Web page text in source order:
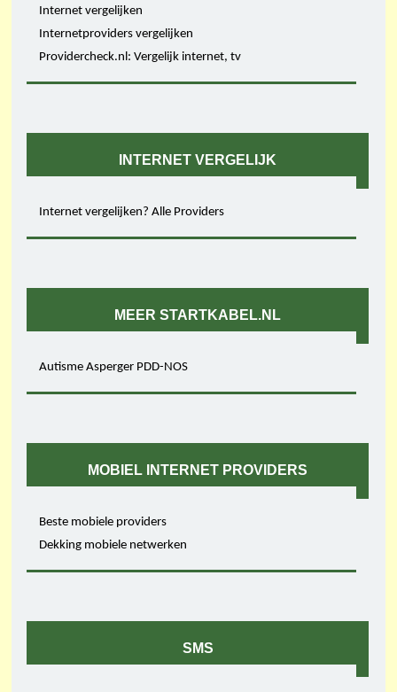
Internet vergelijken
Internetproviders vergelijken
Providercheck.nl: Vergelijk internet, tv
INTERNET VERGELIJK
Internet vergelijken? Alle Providers
MEER STARTKABEL.NL
Autisme Asperger PDD-NOS
MOBIEL INTERNET PROVIDERS
Beste mobiele providers
Dekking mobiele netwerken
SMS